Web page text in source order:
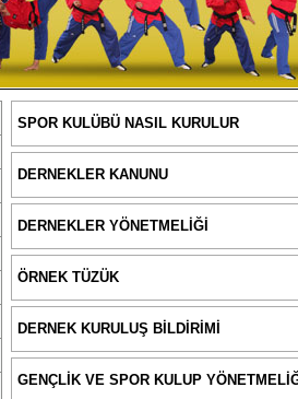
SPOR KULÜBÜ NASIL KURULUR
DERNEKLER KANUNU
DERNEKLER YÖNETMELİĞİ
ÖRNEK TÜZÜK
DERNEK KURULUŞ BİLDİRİMİ
GENÇLİK VE SPOR KULUP